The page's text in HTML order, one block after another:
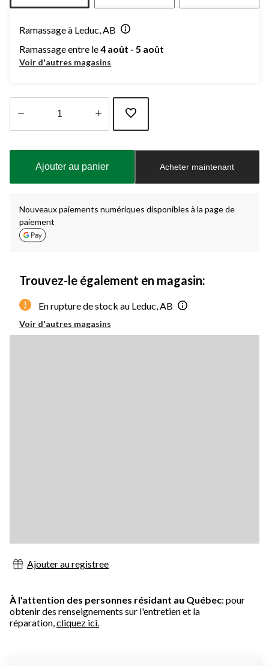
Ramassage à Leduc, AB
Ramassage entre le4 août - 5 août
Voir d'autres magasins
à
Ajouter au panier Acheter maintenant
Nouveaux paiements numériques disponibles à la page de
paiement
Trouvez-le également en magasin:
En rupture de stock au Leduc, AB
Voir d'autres magasins
Ajouter au registree
À l'attention des personnes résidant au Québec: pour
obtenir des renseignements sur l'entretien et la
réparation,cliquez ici.